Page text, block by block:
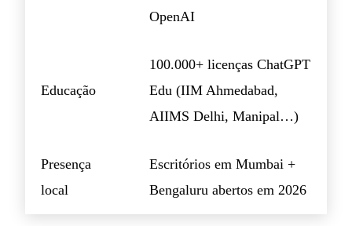
OpenAI
Educação
100.000+ licenças ChatGPT
Edu (IIM Ahmedabad,
AIIMS Delhi, Manipal…)
Presença
local
Escritórios em Mumbai +
Bengaluru abertos em 2026